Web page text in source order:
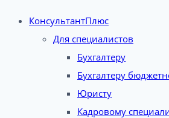
КонсультантПлюс
Для специалистов
Бухгалтеру
Бухгалтеру
Юристу
Кадровому